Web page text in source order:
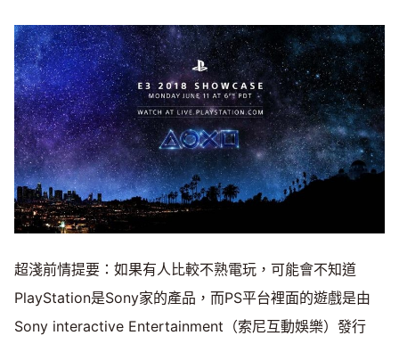
超淺前情提要：如果有人比較不熟電玩，可能會不知道
PlayStation是Sony家的產品，而PS平台裡面的遊戲是由
Sony interactive Entertainment（索尼互動娛樂）發行